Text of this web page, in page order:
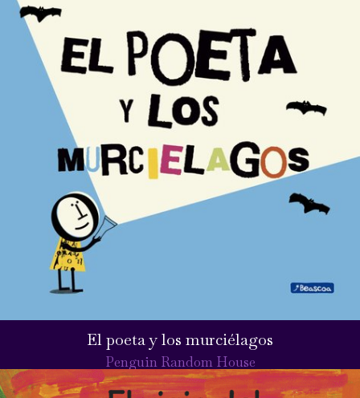
El poeta y los murciélagos
Penguin Random House